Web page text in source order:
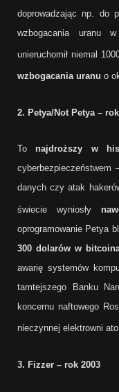
doprowadzając np. do
wzbogacania uranu
unieruchomił niemal
wzbogacania uranu o
2. Petya/Not Petya –
To najdroższy w
cyberbezpieczeństwem
danych czy atak
świecie wyniosły
oprogramowanie Petya
300 dolarów w
awarię systemów
tamtejszego Banku
koncernu naftowego
nieczynnej elektrowni
3. Fizzer – rok 2003